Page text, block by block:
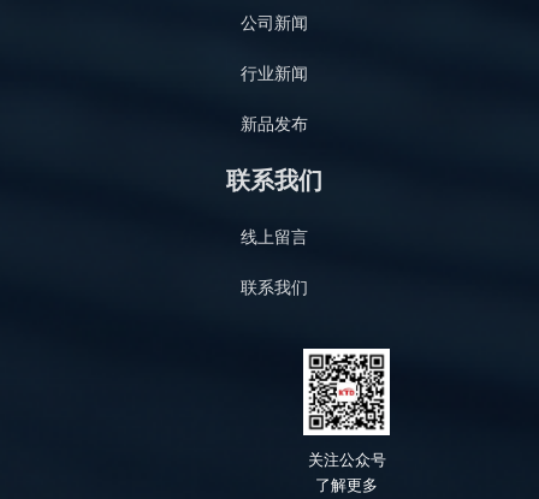
公司新闻
行业新闻
新品发布
联系我们
线上留言
联系我们
关注公众号
了解更多